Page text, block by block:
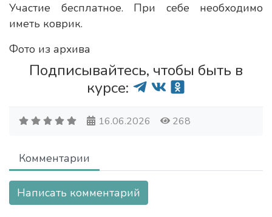
Участие бесплатное. При себе необходимо
иметь коврик.
Фото из архива
Подписывайтесь, чтобы быть в
курсе:
16.06.2026 268
Комментарии
Написать комментарий